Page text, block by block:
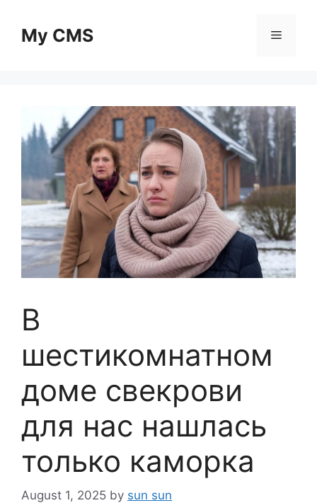
contentMy CMS Menu
В
шестикомнатном
доме свекрови
для нас нашлась
только каморка
August 1, 2025 by sun sun